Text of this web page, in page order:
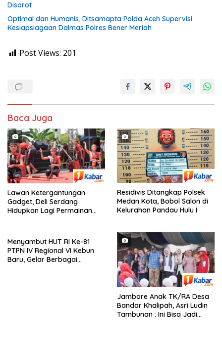
Disorot
Optimal dan Humanis, Ditsamapta Polda Aceh Supervisi
Kesiapsiagaan Dalmas Polres Bener Meriah
Post Views: 201
Baca Juga
Lawan Ketergantungan
Gadget, Deli Serdang
Hidupkan Lagi Permainan
Residivis Ditangkap Polsek
Medan Kota, Bobol Salon di
Kelurahan Pandau Hulu I
Menyambut HUT RI Ke-81
PTPN IV Regional VI Kebun
Baru, Gelar Berbagai
Jambore Anak TK/RA Desa
Bandar Khalipah, Asri Ludin
Tambunan : Ini Bisa Jadi